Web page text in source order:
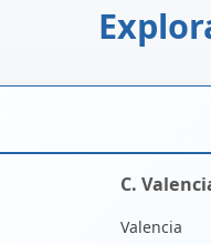
C.
Valencia